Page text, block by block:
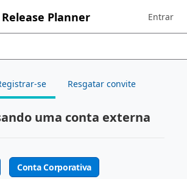
Release Planner Sign in to
Entrar
se Resgatar convite
uma conta externa
Conta Corporativa